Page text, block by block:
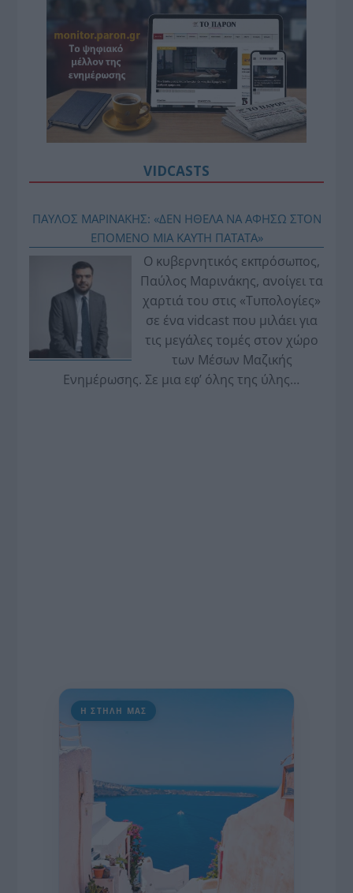
VIDCASTS
ΠΑΥΛΟΣ ΜΑΡΙΝΑΚΗΣ: «ΔΕΝ ΗΘΕΛΑ ΝΑ ΑΦΗΣΩ ΣΤΟΝ
ΕΠΟΜΕΝΟ ΜΙΑ ΚΑΥΤΗ ΠΑΤΑΤΑ»
Ο κυβερνητικός εκπρόσωπος,
Παύλος Μαρινάκης, ανοίγει τα
χαρτιά του στις «Τυπολογίες»
σε ένα vidcast που μιλάει για
τις μεγάλες τομές στον χώρο
των Μέσων Μαζικής
Ενημέρωσης. Σε μια εφ’ όλης της ύλης
Η ΣΤΗΛΗ ΜΑΣ